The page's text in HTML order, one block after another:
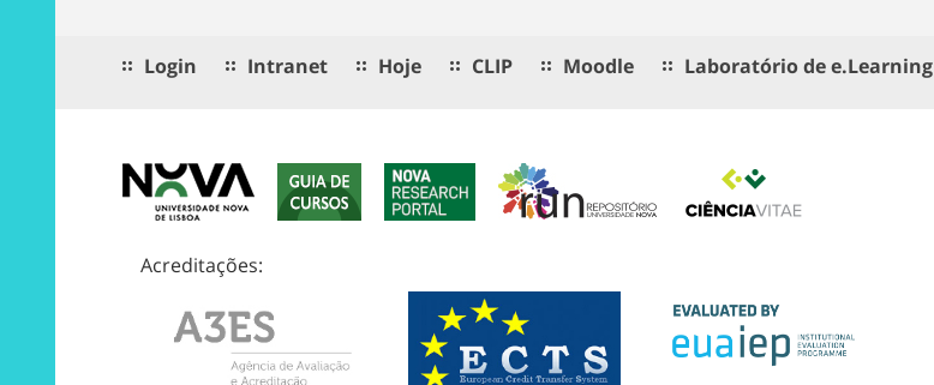
Login Intranet Hoje CLIP Moodle Laboratório de e.Learning
Acreditações: